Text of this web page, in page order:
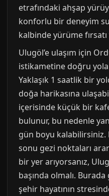
etrafındaki ahşap
konforlu bir deneyim
kalbinde yürüme fırsatı
Ulugöl’e ulaşım için
istikametine doğru yola
Yaklaşık 1 saatlik bir
doğa harikasına
içerisinde küçük bir
bulunur, bu nedenle
gün boyu kalabilirsiniz.
sonu gezi noktaları
bir yer arıyorsanız,
başında olmalı.
şehir hayatının